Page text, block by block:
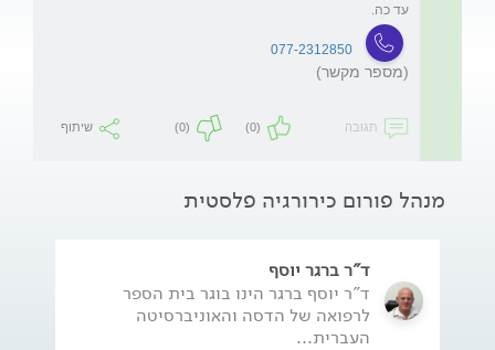
עד כה.
077-2312850
(מספר מקשר)
תגובה (0)
(0) שיתוף
מנהל פורום כירורגיה פלסטית
ד"ר ברגר יוסף
ד"ר יוסף ברגר הינו בוגר בית הספר
לרפואה של הדסה והאוניברסיטה
העברית...